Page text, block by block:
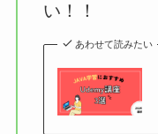
い！！
あわせて読みたい